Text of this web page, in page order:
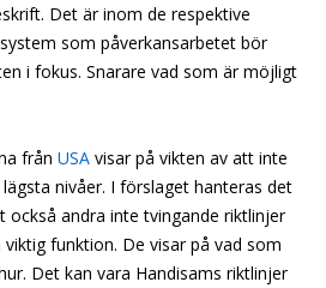
Det är inom de respektive
som påverkansarbetet bör
i fokus. Snarare vad som är möjligt
från USA visar på vikten av att inte
nivåer. I förslaget hanteras det
andra inte tvingande riktlinjer
funktion. De visar på vad som
Det kan vara Handisams riktlinjer